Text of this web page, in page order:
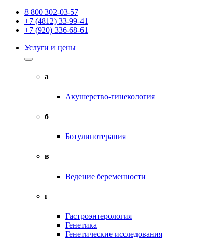
8 800 302-03-57
+7 (4812) 33-99-41
+7 (920) 336-68-61
Услуги и цены
а
Акушерство-гинекология
б
Ботулинотерапия
в
Ведение беременности
г
Гастроэнтерология
Генетика
Генетические исследования